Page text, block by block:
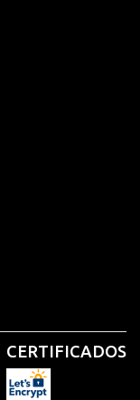
CERTIFICADOS